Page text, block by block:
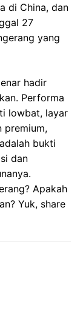
di China, dan
27
yang
hadir
Performa
lowbat, layar
premium,
bukti
dan
Apakah
Yuk, share